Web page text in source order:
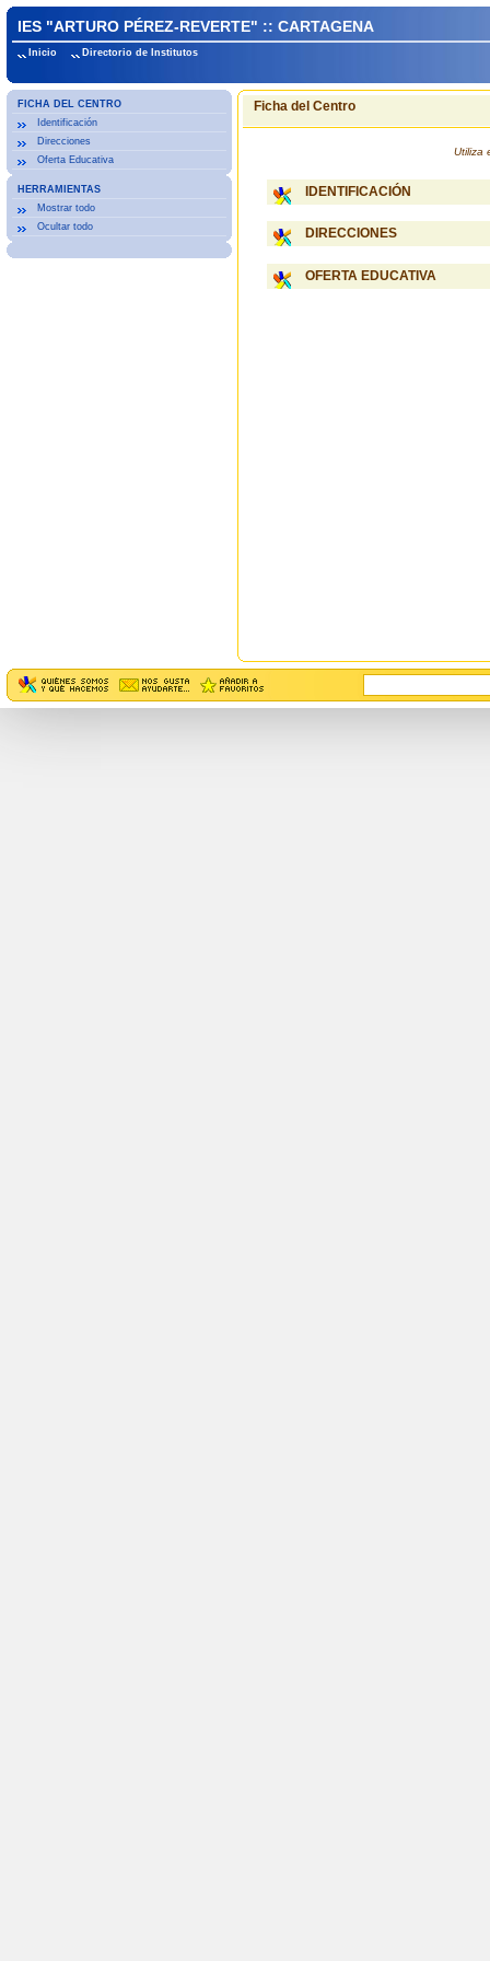
IES "ARTURO PÉREZ-REVERTE" :: CARTAGENA
Inicio Directorio de Institutos
FICHA DEL CENTRO
Identificación
Direcciones
Oferta Educativa
HERRAMIENTAS
Mostrar todo
Ocultar todo
Ficha del Centro
Utiliza
IDENTIFICACIÓN
DIRECCIONES
OFERTA EDUCATIVA